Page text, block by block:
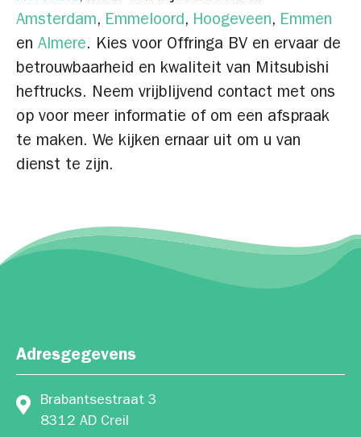
Amsterdam, Emmeloord, Hoogeveen, Emmen
en Almere. Kies voor Offringa BV en ervaar de
betrouwbaarheid en kwaliteit van Mitsubishi
heftrucks. Neem vrijblijvend contact met ons
op voor meer informatie of om een afspraak
te maken. We kijken ernaar uit om u van
dienst te zijn.
Adresgegevens
Brabantsestraat 3
8312 AD Creil